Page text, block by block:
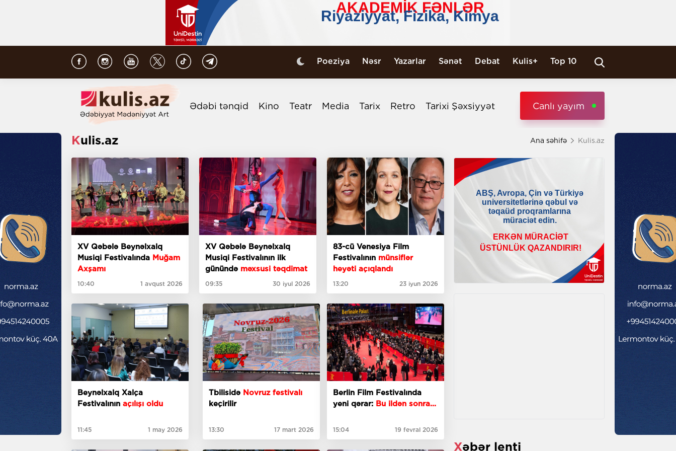
Poeziya Nəsr Yazarlar Sənət Debat Kulis+ Top 10
Ədəbi tənqid Kino Teatr Media Tarix Retro Tarixi Şəxsiyyət Canlı yayım
Kulis.az Ana səhifə Kulis.az
XV Qəbələ Beynəlxalq
Musiqi Festivalında Muğam
Axşamı
10:40 1 avqust 2026
XV Qəbələ Beynəlxalq
Musiqi Festivalının ilk
günündəməxsusi təqdimat
09:35 30 iyul 2026
83-cü Venesiya Film
Festivalının münsiflər
heyəti açıqlandı
13:20 23 iyun 2026
Beynəlxalq Xalça
Festivalının açılışı oldu
11:45 1 may 2026
Tbilisidə Novruz festivalı
keçirilir
13:30 17 mart 2026
Berlin Film Festivalında
yeni qərar: Bu ildən sonra...
15:04 19 fevral 2026
Xəbər lenti